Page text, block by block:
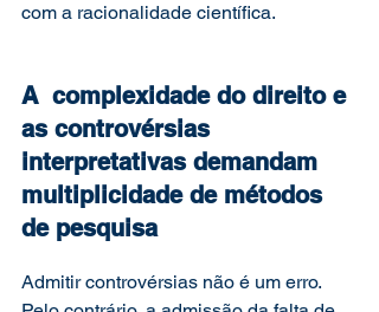
com a racionalidade científica.
A  complexidade do direito e
as controvérsias
interpretativas demandam
multiplicidade de métodos
de pesquisa
Admitir controvérsias não é um erro.